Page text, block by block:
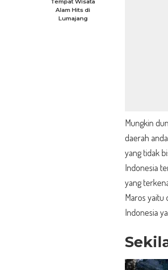
Tempat Wisata
Alam Hits di
Lumajang
Mungkin
daerah
yang tidak
Indonesia
yang
Maros yaitu
Indonesia